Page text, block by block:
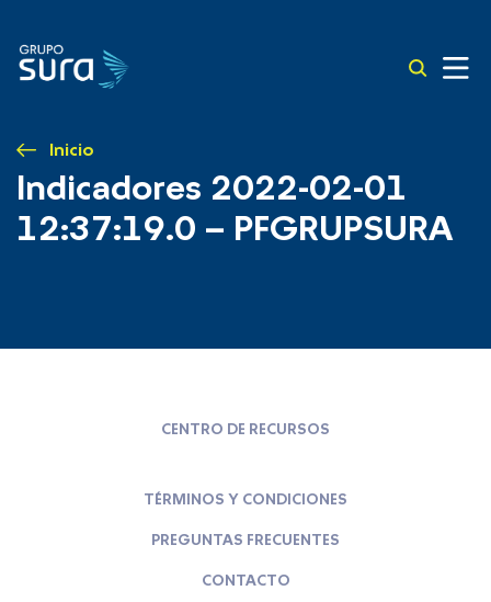
Inicio
Indicadores 2022-02-01
12:37:19.0 – PFGRUPSURA
CENTRO DE RECURSOS
TÉRMINOS Y CONDICIONES
PREGUNTAS FRECUENTES
CONTACTO